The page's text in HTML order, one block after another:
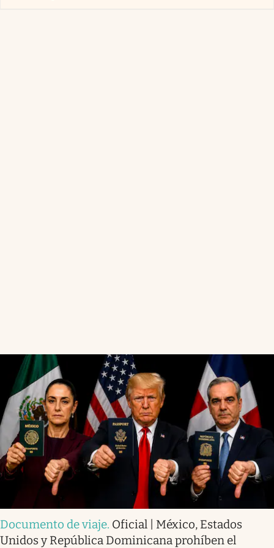
Documento de viaje. Oficial | México, Estados
Unidos y República Dominicana prohíben el